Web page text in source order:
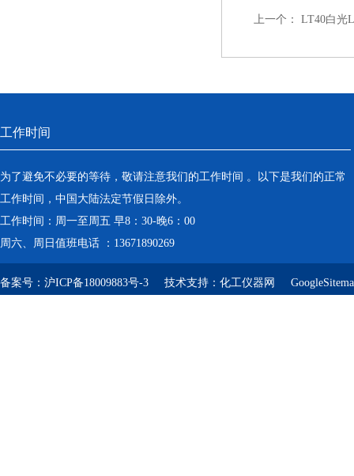
上一个： LT40白光
工作时间
为了避免不必要的等待，敬请注意我们的工作时间 。以下是我们的正常
工作时间，中国大陆法定节假日除外。
工作时间：周一至周五 早8：30-晚6：00
周六、周日值班电话 ：13671890269
备案号： 沪ICP备18009883号-3 技术支持： 化工仪器网